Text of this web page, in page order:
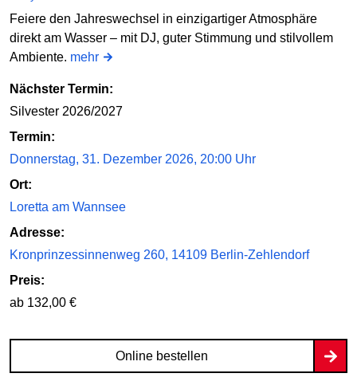
Feiere den Jahreswechsel in einzigartiger Atmosphäre
direkt am Wasser – mit DJ, guter Stimmung und stilvollem
Ambiente. mehr
Nächster Termin:
Silvester 2026/2027
Termin:
Donnerstag, 31. Dezember 2026, 20:00 Uhr
Ort:
Loretta am Wannsee
Adresse:
Kronprinzessinnenweg 260, 14109 Berlin-Zehlendorf
Preis:
ab 132,00 €
Online bestellen